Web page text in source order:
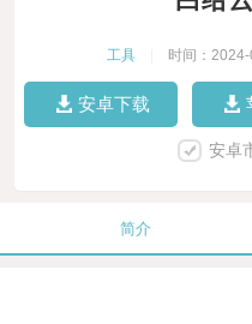
工具 时间：
安卓下载
安卓
简介